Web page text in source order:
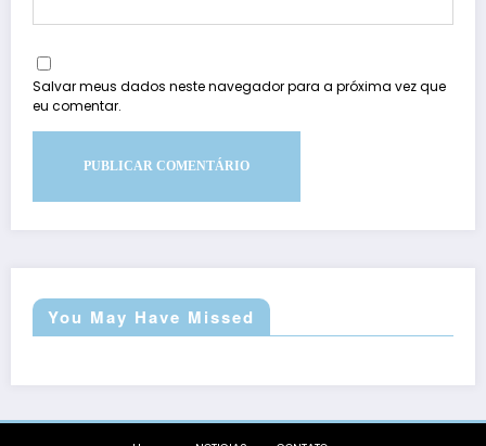
Salvar meus dados neste navegador para a próxima vez que
eu comentar.
You May Have Missed